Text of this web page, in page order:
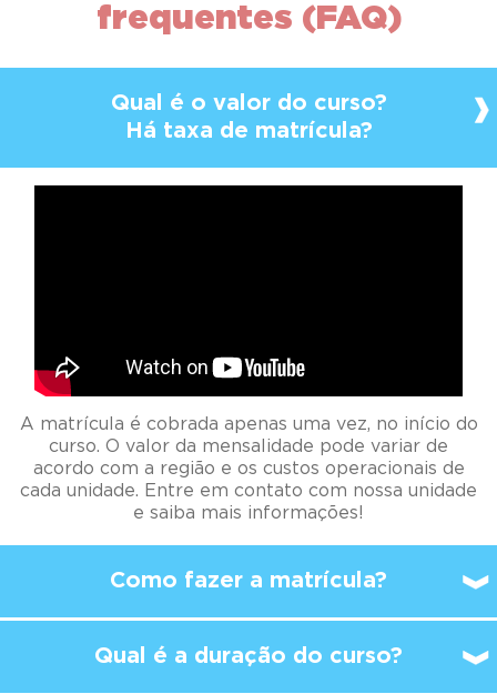
frequentes (FAQ)
Qual é o valor do curso?
Há taxa de matrícula?
A matrícula é cobrada apenas uma vez, no início do
curso. O valor da mensalidade pode variar de
acordo com a região e os custos operacionais de
cada unidade. Entre em contato com nossa unidade
e saiba mais informações!
Como fazer a matrícula?
Qual é a duração do curso?